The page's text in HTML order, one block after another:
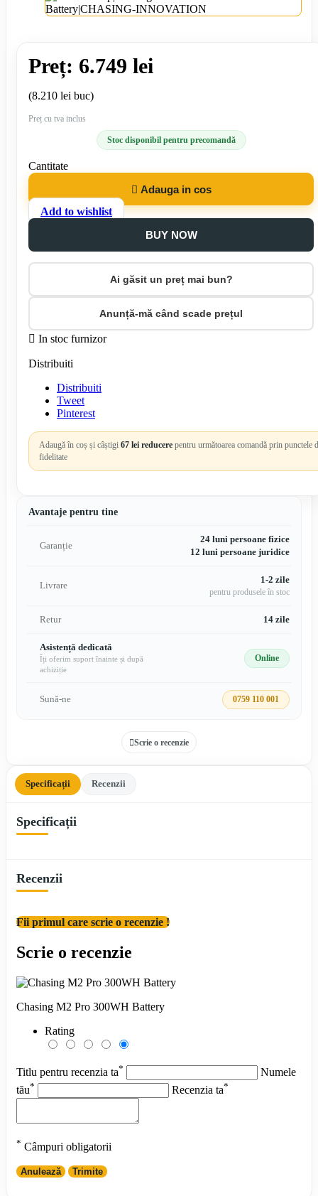
Avantaje pentru tine
Garanție
24 luni persoane fizice
12 luni persoane juridice
Livrare
1-2 zile
pentru produsele în stoc
Retur 14 zile
Asistență dedicată
Îți oferim suport înainte și după
achiziție
Online
Sună-ne 0759 110 001
Scrie o recenzie
Preț: 6.749 lei
(8.210 lei buc)
Preț cu tva inclus
Stoc disponibil pentru precomandă
Cantitate
 Adauga in cos
Add to wishlist
BUY NOW
Ai găsit un preț mai bun?
Anunță-mă când scade prețul
 In stoc furnizor
Distribuiti
Distribuiti
Tweet
Pinterest
Adaugă în coș și câștigi 67 lei reducere pentru următoarea comandă prin punctele
fidelitate
Specificații Recenzii
Specificații
Recenzii
Fii primul care scrie o recenzie !
Scrie o recenzie
Chasing M2 Pro 300WH Battery
Rating
Titlu pentru recenzia ta*
Numele
tău* Recenzia ta*
* Câmpuri obligatorii
Anulează Trimite